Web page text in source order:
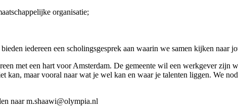
organisatie;
iedereen een scholingsgesprek aan waarin we samen kijken naar
met een hart voor Amsterdam. De gemeente wil een werkgever zijn
kan, maar vooral naar wat je wel kan en waar je talenten liggen. We
naar m.shaawi@olympia.nl